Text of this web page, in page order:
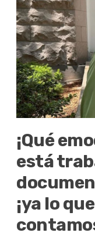
¡Qué
está
¡ya lo